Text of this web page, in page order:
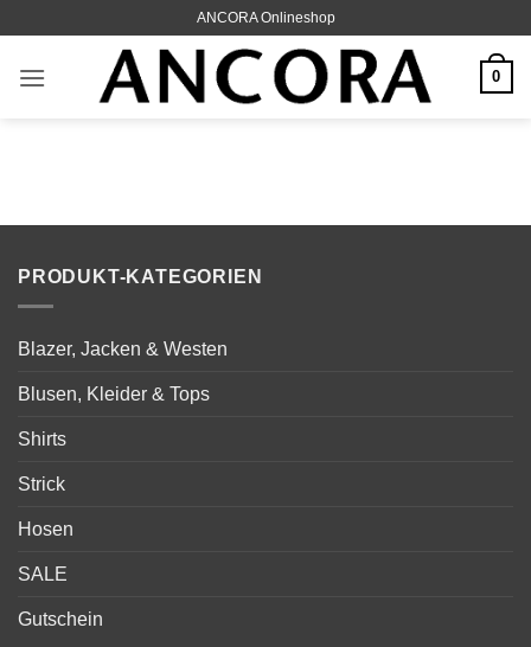
springen
ANCORA Onlineshop
0
PRODUKT-KATEGORIEN
Blazer, Jacken & Westen
Blusen, Kleider & Tops
Shirts
Strick
Hosen
SALE
Gutschein